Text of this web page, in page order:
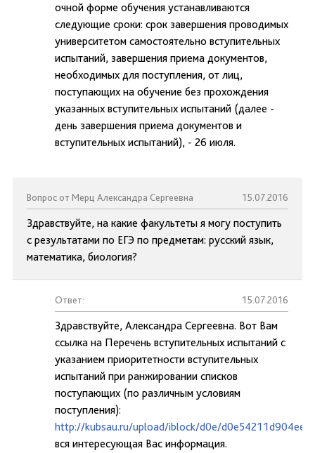
очной форме обучения устанавливаются
следующие сроки: срок завершения проводимых
университетом самостоятельно вступительных
испытаний, завершения приема документов,
необходимых для поступления, от лиц,
поступающих на обучение без прохождения
указанных вступительных испытаний (далее -
день завершения приема документов и
вступительных испытаний), - 26 июля.
Вопрос от Мерц Александра Сергеевна 15.07.2016
Здравствуйте, на какие факультеты я могу поступить
с результатами по ЕГЭ по предметам: русский язык,
математика, биология?
Ответ: 15.07.2016
Здравствуйте, Александра Сергеевна. Вот Вам
ссылка на Перечень вступительных испытаний с
указанием приоритетности вступительных
испытаний при ранжировании списков
поступающих (по различным условиям
поступления):
http://kubsau.ru/upload/iblock/d0e/
вся интересующая Вас информация.